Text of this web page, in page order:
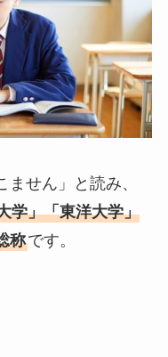
ません」と読み、
学」「東洋大学」
称です。